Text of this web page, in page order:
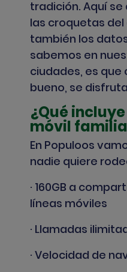
tradición. Aquí
las croquetas
también los
sabemos en
ciudades, es que
bueno, se
¿Qué
móvil
En Populoos
nadie quiere
· 160GB a
líneas móviles
· Llamadas
· Velocidad de